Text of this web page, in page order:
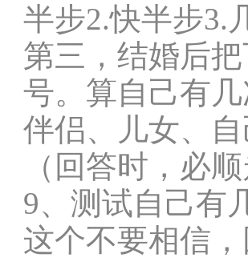
半步2.快半步3.
第三，结婚后
号。算自己有
伴侣、儿女、
（回答时，必
9、测试自己有
这个不要相信